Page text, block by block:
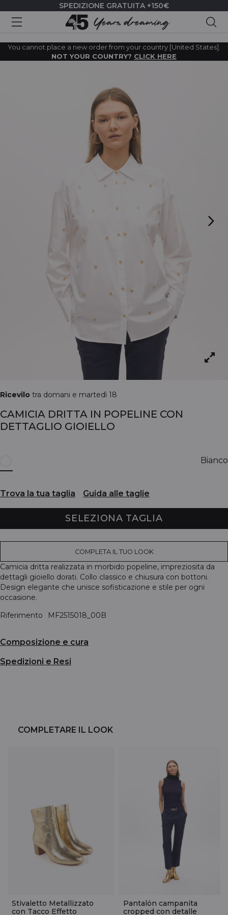
SPEDIZIONE GRATUITA +150€
You cannot place a new order from your country [United States].
NOT YOUR COUNTRY? CLICK HERE
Ricevilo tra domani e martedì 18
CAMICIA DRITTA IN POPELINE CON
DETTAGLIO GIOIELLO
Bianco
Trova la tua taglia Guida alle taglie
SELEZIONA TAGLIA
COMPLETA IL TUO LOOK
Camicia dritta realizzata in morbido popeline, impreziosita da
dettagli gioiello dorati. Collo classico e chiusura con bottoni.
Design elegante che unisce sofisticazione e stile per ogni
occasione.
Riferimento
MF2515018_00B
Composizione e cura
Spedizioni e Resi
COMPLETARE IL LOOK
Stivaletto Metallizzato
con Tacco Effetto
Pantalón campanita
cropped con detalle